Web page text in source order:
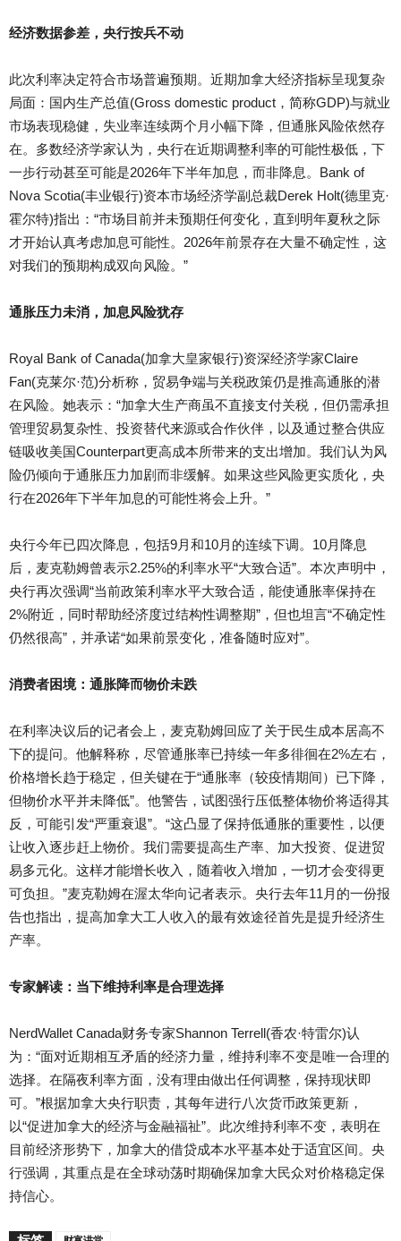
经济数据参差 ， 央行按兵不动
此次利率决定符合市场普遍预期。近期加拿大经济指标呈现复杂
局面：国内生产总值(Gross domestic product ，简称GDP)与就业
市场表现稳健，失业率连续两个月小幅下降，但通胀风险依然存
在。多数经济学家认为，央行在近期调整利率的可能性极低，下
一步行动甚至可能是2026年下半年加息，而非降息。 Bank of
Nova Scotia(丰业银行)资本市场经济学副总裁Derek Holt(德里克·
霍尔特)指出：“市场目前并未预期任何变化，直到明年夏秋之际
才开始认真考虑加息可能性。 2026年前景存在大量不确定性，这
对我们的预期构成双向风险。”
通胀压力未消 ， 加息风险犹存
Royal Bank of Canada(加拿大皇家银行)资深经济学家Claire
Fan(克莱尔·范)分析称，贸易争端与关税政策仍是推高通胀的潜
在风险。她表示：“加拿大生产商虽不直接支付关税，但仍需承担
管理贸易复杂性、投资替代来源或合作伙伴，以及通过整合供应
链吸收美国Counterpart更高成本所带来的支出增加。我们认为风
险仍倾向于通胀压力加剧而非缓解。如果这些风险更实质化，央
行在2026年下半年加息的可能性将会上升。”
央行今年已四次降息，包括9月和10月 的连续下调。 10月 降息
后，麦克勒姆曾表示2.25%的利率水平“大致合适”。本次声明中，
央行再次强调“当前政策利率水平大致合适，能使通胀率保持在
2%附近，同时帮助经济度过结构性调整期”，但也坦言“不确定性
仍然很高”，并承诺“如果前景变化，准备随时应对”。
消费者困境：通胀降而物价未跌
在利率决议后的记者会上，麦克勒姆回应了关于民生成本居高不
下的提问。他解释称，尽管通胀率已持续一年多徘徊在2%左右，
价格增长趋于稳定，但关键在于“通胀率（较疫情期间）已下降，
但物价水平并未降低”。他警告，试图强行压低整体物价将适得其
反，可能引发“严重衰退”。 “这凸显了保持低通胀的重要性，以便
让收入逐步赶上物价。我们需要提高生产率、加大投资、促进贸
易多元化。这样才能增长收入，随着收入增加，一切才会变得更
可负担。”麦克勒姆在渥太华向记者表示。 央行去年11 月 的一份报
告也指出，提高加拿大工人收入的最有效途径首先是提升经济生
产率。
专家解读：当下维持利率是合理选择
NerdWallet Canada财务专家Shannon Terrell(香农·特雷尔)认
为：“面对近期相互矛盾的经济力量，维持利率不变是唯一合理的
选择。在隔夜利率方面，没有理由做出任何调整，保持现状即
可。”根据加拿大央行职责，其每年进行八次货币政策更新，
以“促进加拿大的经济与金融福祉”。此次维持利率不变，表明在
目前经济形势下，加拿大的借贷成本水平基本处于适宜区间。央
行强调，其重点是在全球动荡时期确保加拿大民众对价格稳定保
持信心。